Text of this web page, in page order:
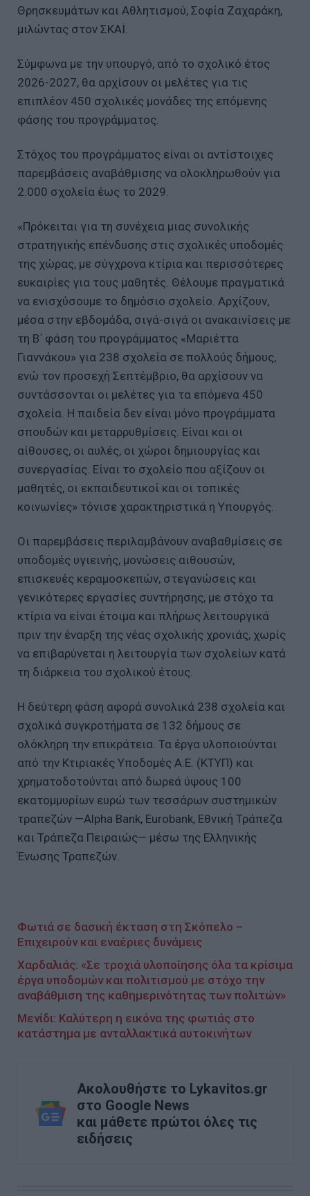
Θρησκευμάτων και Αθλητισμού, Σοφία Ζαχαράκη,
μιλώντας στον ΣΚΑΪ.
Σύμφωνα με την υπουργό, από το σχολικό έτος
2026-2027, θα αρχίσουν οι μελέτες για τις
επιπλέον 450 σχολικές μονάδες της επόμενης
φάσης του προγράμματος.
Στόχος του προγράμματος είναι οι αντίστοιχες
παρεμβάσεις αναβάθμισης να ολοκληρωθούν για
2.000 σχολεία έως το 2029.
«Πρόκειται για τη συνέχεια μιας συνολικής
στρατηγικής επένδυσης στις σχολικές υποδομές
της χώρας, με σύγχρονα κτίρια και περισσότερες
ευκαιρίες για τους μαθητές. Θέλουμε πραγματικά
να ενισχύσουμε το δημόσιο σχολείο. Αρχίζουν,
μέσα στην εβδομάδα, σιγά-σιγά οι ανακαινίσεις με
τη Β΄ φάση του προγράμματος «Μαριέττα
Γιαννάκου» για 238 σχολεία σε πολλούς δήμους,
ενώ τον προσεχή Σεπτέμβριο, θα αρχίσουν να
συντάσσονται οι μελέτες για τα επόμενα 450
σχολεία. Η παιδεία δεν είναι μόνο προγράμματα
σπουδών και μεταρρυθμίσεις. Είναι και οι
αίθουσες, οι αυλές, οι χώροι δημιουργίας και
συνεργασίας. Είναι το σχολείο που αξίζουν οι
μαθητές, οι εκπαιδευτικοί και οι τοπικές
κοινωνίες» τόνισε χαρακτηριστικά η Υπουργός.
Οι παρεμβάσεις περιλαμβάνουν αναβαθμίσεις σε
υποδομές υγιεινής, μονώσεις αιθουσών,
επισκευές κεραμοσκεπών, στεγανώσεις και
γενικότερες εργασίες συντήρησης, με στόχο τα
κτίρια να είναι έτοιμα και πλήρως λειτουργικά
πριν την έναρξη της νέας σχολικής χρονιάς, χωρίς
να επιβαρύνεται η λειτουργία των σχολείων κατά
τη διάρκεια του σχολικού έτους.
Η δεύτερη φάση αφορά συνολικά 238 σχολεία και
σχολικά συγκροτήματα σε 132 δήμους σε
ολόκληρη την επικράτεια. Τα έργα υλοποιούνται
από την Κτιριακές Υποδομές Α.Ε. (ΚΤΥΠ) και
χρηματοδοτούνται από δωρεά ύψους 100
εκατομμυρίων ευρώ των τεσσάρων συστημικών
τραπεζών —Alpha Bank, Eurobank, Εθνική Τράπεζα
και Τράπεζα Πειραιώς— μέσω της Ελληνικής
Ένωσης Τραπεζών.
Φωτιά σε δασική έκταση στη Σκόπελο –
Επιχειρούν και εναέριες δυνάμεις
Χαρδαλιάς: «Σε τροχιά υλοποίησης όλα τα κρίσιμα
έργα υποδομών και πολιτισμού με στόχο την
αναβάθμιση της καθημερινότητας των πολιτών»
Μενίδι: Καλύτερη η εικόνα της φωτιάς στο
κατάστημα με ανταλλακτικά αυτοκινήτων
Ακολουθήστε το Lykavitos.gr
στο Google News
και μάθετε πρώτοι όλες τις
ειδήσεις